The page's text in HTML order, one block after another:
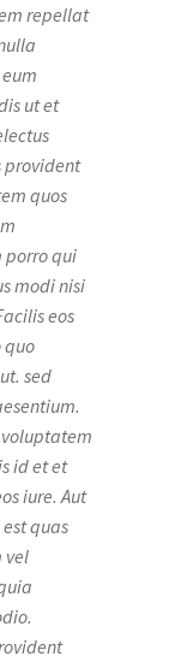
repellat
ut et
provident
quos
porro qui
modi nisi
eos
quo
sed
id et et
iure. Aut
quas
vel